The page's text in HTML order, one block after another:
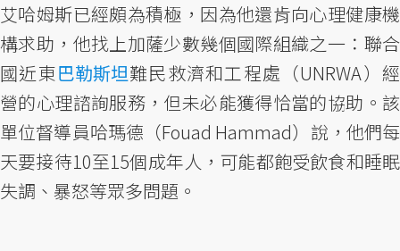
艾哈姆斯已經頗為積極，因為他還肯向心理健康機
構求助，他找上加薩少數幾個國際組織之一：聯合
國近東巴勒斯坦難民救濟和工程處（UNRWA）經
營的心理諮詢服務，但未必能獲得恰當的協助。該
單位督導員哈瑪德（Fouad Hammad）說，他們每
天要接待10至15個成年人，可能都飽受飲食和睡眠
失調、暴怒等眾多問題。